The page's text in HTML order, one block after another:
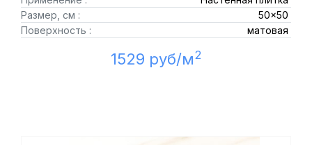
Размер, см :
50x50
Поверхность :
матовая
1529 руб/м2